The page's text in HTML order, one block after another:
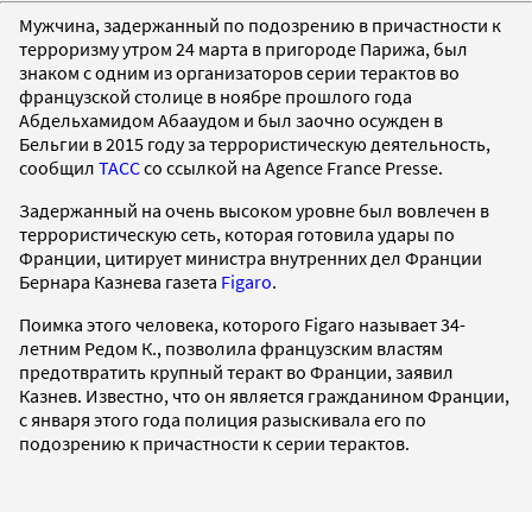
Мужчина, задержанный по подозрению в причастности к
терроризму утром 24 марта в пригороде Парижа, был
знаком с одним из организаторов серии терактов во
французской столице в ноябре прошлого года
Абдельхамидом Абааудом и был заочно осужден в
Бельгии в 2015 году за террористическую деятельность,
сообщил ТАССсо ссылкой на Agence France Presse.
Задержанный на очень высоком уровне был вовлечен в
террористическую сеть, которая готовила удары по
Франции, цитирует министра внутренних дел Франции
Бернара Казнева газета Figaro.
Поимка этого человека, которого Figaro называет 34-
летним Редом К., позволила французским властям
предотвратить крупный теракт во Франции, заявил
Казнев. Известно, что он является гражданином Франции,
с января этого года полиция разыскивала его по
подозрению к причастности к серии терактов.